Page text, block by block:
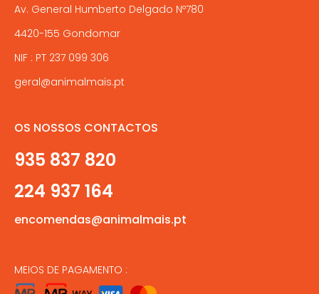
Av. General Humberto Delgado Nº780
4420-155 Gondomar
NIF : PT 237 099 306
geral@animalmais.pt
OS NOSSOS CONTACTOS
935 837 820
224 937 164
encomendas@animalmais.pt
MEIOS DE PAGAMENTO :